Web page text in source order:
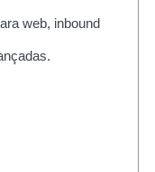
web, inbound